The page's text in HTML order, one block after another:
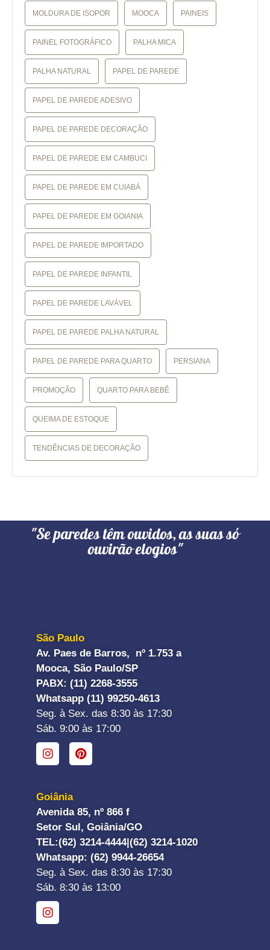
MOLDURA DE ISOPOR MOOCA PAINEIS
PAINEL FOTOGRÁFICO PALHA MICA
PALHA NATURAL PAPEL DE PAREDE
PAPEL DE PAREDE ADESIVO
PAPEL DE PAREDE DECORAÇÃO
PAPEL DE PAREDE EM CAMBUCI
PAPEL DE PAREDE EM CUIABÁ
PAPEL DE PAREDE EM GOIANIA
PAPEL DE PAREDE IMPORTADO
PAPEL DE PAREDE INFANTIL
PAPEL DE PAREDE LAVÁVEL
PAPEL DE PAREDE PALHA NATURAL
PAPEL DE PAREDE PARA QUARTO PERSIANA
PROMOÇÃO QUARTO PARA BEBÊ
QUEIMA DE ESTOQUE
TENDÊNCIAS DE DECORAÇÃO
"Se paredes têm ouvidos, as suas só
ouvirão elogios"
São Paulo
Av. Paes de Barros, nº 1.753 a
Mooca, São Paulo/SP
PABX: (11) 2268-3555
Whatsapp (11) 99250-4613
Seg. à Sex. das 8:30 às 17:30
Sáb. 9:00 às 17:00
Goiânia
Avenida 85, nº 866 f
Setor Sul, Goiânia/GO
TEL:(62) 3214-4444|(62) 3214-1020
Whatsapp: (62) 9944-26654
Seg. à Sex. das 8:30 às 17:30
Sáb. 8:30 às 13:00